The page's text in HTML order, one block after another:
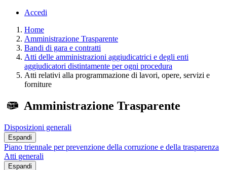
Accedi
Home
Amministrazione Trasparente
Bandi di gara e contratti
Atti delle amministrazioni aggiudicatrici e degli enti
aggiudicatori distintamente per ogni procedura
Atti relativi alla programmazione di lavori, opere, servizi e
forniture
Amministrazione Trasparente
Disposizioni generali
Espandi
Piano triennale per prevenzione della corruzione e della trasparenza
Atti generali
Espandi